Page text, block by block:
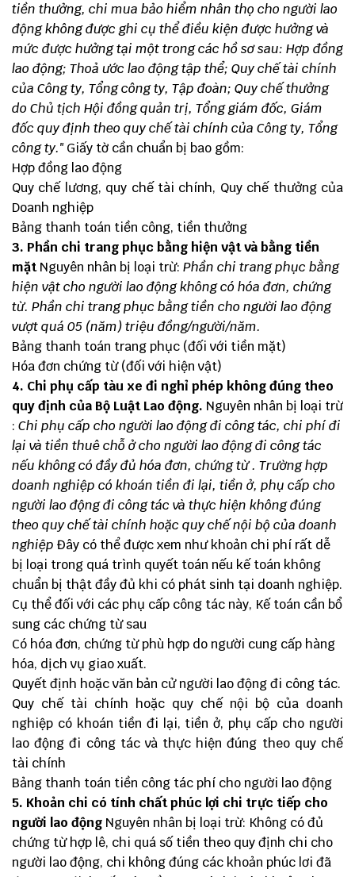
tiền thưởng, chi mua bảo hiểm nhân thọ cho người lao
động không được ghi cụ thể điều kiện được hưởng và
mức được hưởng tại một trong các hồ sơ sau: Hợp đồng
lao động; Thoả ước lao động tập thể; Quy chế tài chính
của Công ty, Tổng công ty, Tập đoàn; Quy chế thưởng
do Chủ tịch Hội đồng quản trị, Tổng giám đốc, Giám
đốc quy định theo quy chế tài chính của Công ty, Tổng
công ty."Giấy tờ cần chuẩn bị bao gồm:
Hợp đồng lao động
Quy chế lương, quy chế tài chính, Quy chế thưởng của
Doanh nghiệp
Bảng thanh toán tiền công, tiền thưởng
3. Phần chi trang phụcbằng hiện vật và bằng tiền
mặtNguyên nhân bị loại trừ: Phần chi trang phục bằng
hiện vật cho người lao động không có hóa đơn, chứng
từ. Phần chi trang phục bằng tiền cho người lao động
vượt quá 05 (năm) triệu đồng/người/năm.
Bảng thanh toán trang phục (đối với tiền mặt)
Hóa đơn chứng từ (đối với hiện vật)
4. Chi phụ cấp tàu xe đi nghỉ phép không đúng theo
quy định của Bộ Luật Lao động. Nguyên nhân bị loại trừ
: Chi phụ cấp cho người lao động đi công tác, chi phí đi
lại và tiền thuê chỗ ở cho người lao động đi công tác
nếu không có đầy đủ hóa đơn, chứng từ . Trường hợp
doanh nghiệp có khoán tiền đi lại, tiền ở, phụ cấp cho
người lao động đi công tác và thực hiện không đúng
theo quy chế tài chính hoặc quy chế nội bộ của doanh
nghiệp Đây có thể được xem như khoản chi phí rất dễ
bị loại trong quá trình quyết toán nếu kế toán không
chuẩn bị thật đầy đủ khi có phát sinh tại doanh nghiệp.
Cụ thể đối với các phụ cấp công tác này, Kế toán cần bổ
sung các chứng từ sau
Có hóa đơn, chứng từ phù hợp do người cung cấp hàng
hóa, dịch vụ giao xuất.
Quyết định hoặc văn bản cử người lao động đi công tác.
Quy chế tài chính hoặc quy chế nội bộ của doanh
nghiệp có khoán tiền đi lại, tiền ở, phụ cấp cho người
lao động đi công tác và thực hiện đúng theo quy chế
tài chính
Bảng thanh toán tiền công tác phí cho người lao động
5. Khoản chi có tính chất phúc lợi chi trực tiếp cho
người lao động Nguyên nhân bị loại trừ: Không có đủ
chứng từ hợp lê, chi quá số tiền theo quy định chi cho
người lao động, chi không đúng các khoản phúc lơi đã